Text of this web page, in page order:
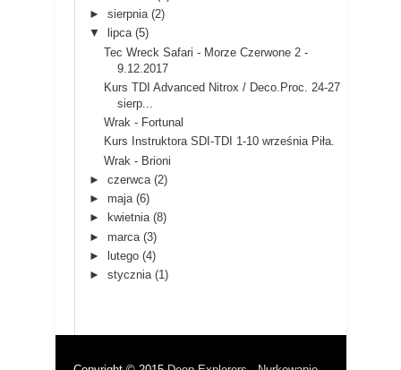
►sierpnia (2)
▼
lipca (5)
Tec Wreck Safari - Morze Czerwone 2 -
9.12.2017
Kurs TDI Advanced Nitrox / Deco.Proc. 24-27
sierp...
Wrak - Fortunal
Kurs Instruktora SDI-TDI 1-10 września Piła.
Wrak - Brioni
►czerwca (2)
► maja (6)
►
kwietnia (8)
► marca (3)
►
lutego (4)
►stycznia (1)